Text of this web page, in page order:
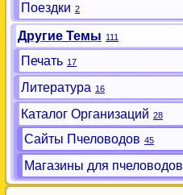
Поездки 2
Другие Темы 111
Печать 17
Литература 16
Каталог Организаций 28
Сайты Пчеловодов 45
Магазины для пчеловодов